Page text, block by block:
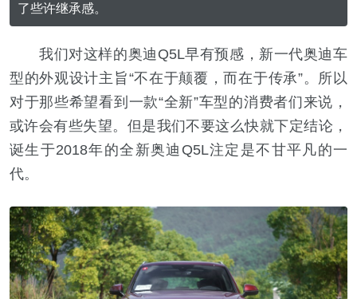
了些许继承感。
我们对这样的奥迪Q5L早有预感，新一代奥迪车
型的外观设计主旨“不在于颠覆，而在于传承”。所以
对于那些希望看到一款“全新”车型的消费者们来说，
或许会有些失望。但是我们不要这么快就下定结论，
诞生于2018年的全新奥迪Q5L注定是不甘平凡的一
代。